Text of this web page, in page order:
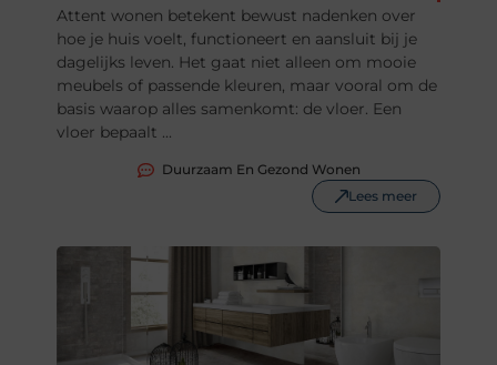
Attent wonen betekent bewust nadenken over
hoe je huis voelt, functioneert en aansluit bij je
dagelijks leven. Het gaat niet alleen om mooie
meubels of passende kleuren, maar vooral om de
basis waarop alles samenkomt: de vloer. Een
vloer bepaalt ...
Duurzaam En Gezond Wonen
Lees meer